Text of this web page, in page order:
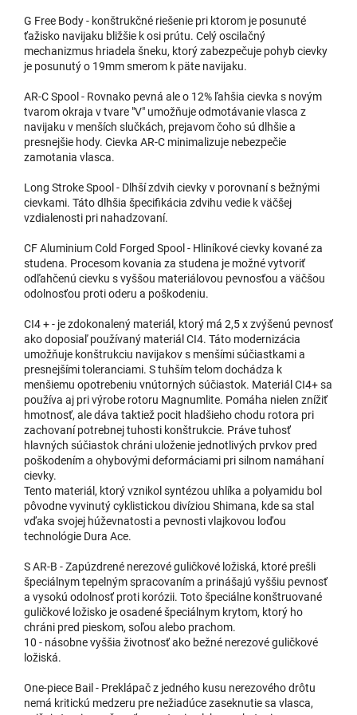
G Free Body - konštrukčné riešenie pri ktorom je posunuté
ťažisko navijaku bližšie k osi prútu. Celý oscilačný
mechanizmus hriadela šneku, ktorý zabezpečuje pohyb cievky
je posunutý o 19mm smerom k päte navijaku.
AR-C Spool - Rovnako pevná ale o 12% ľahšia cievka s novým
tvarom okraja v tvare "V" umožňuje odmotávanie vlasca z
navijaku v menších slučkách, prejavom čoho sú dlhšie a
presnejšie hody. Cievka AR-C minimalizuje nebezpečie
zamotania vlasca.
Long Stroke Spool - Dlhší zdvih cievky v porovnaní s bežnými
cievkami. Táto dlhšia špecifikácia zdvihu vedie k väčšej
vzdialenosti pri nahadzovaní.
CF Aluminium Cold Forged Spool - Hliníkové cievky kované za
studena. Procesom kovania za studena je možné vytvoriť
odľahčenú cievku s vyššou materiálovou pevnosťou a väčšou
odolnosťou proti oderu a poškodeniu.
CI4 + - je zdokonalený materiál, ktorý má 2,5 x zvýšenú pevnosť
ako doposiaľ používaný materiál CI4. Táto modernizácia
umožňuje konštrukciu navijakov s menšími súčiastkami a
presnejšími toleranciami. S tuhším telom dochádza k
menšiemu opotrebeniu vnútorných súčiastok. Materiál CI4+ sa
používa aj pri výrobe rotoru Magnumlite. Pomáha nielen znížiť
hmotnosť, ale dáva taktiež pocit hladšieho chodu rotora pri
zachovaní potrebnej tuhosti konštrukcie. Práve tuhosť
hlavných súčiastok chráni uloženie jednotlivých prvkov pred
poškodením a ohybovými deformáciami pri silnom namáhaní
cievky.
Tento materiál, ktorý vznikol syntézou uhlíka a polyamidu bol
pôvodne vyvinutý cyklistickou divíziou Shimana, kde sa stal
vďaka svojej húževnatosti a pevnosti vlajkovou loďou
technológie Dura Ace.
S AR-B - Zapúzdrené nerezové guličkové ložiská, ktoré prešli
špeciálnym tepelným spracovaním a prinášajú vyššiu pevnosť
a vysokú odolnosť proti korózii. Toto špeciálne konštruované
guličkové ložisko je osadené špeciálnym krytom, ktorý ho
chráni pred pieskom, soľou alebo prachom.
10 - násobne vyššia životnosť ako bežné nerezové guličkové
ložiská.
One-piece Bail - Preklápač z jedného kusu nerezového drôtu
nemá kritickú medzeru pre nežiadúce zaseknutie sa vlasca,